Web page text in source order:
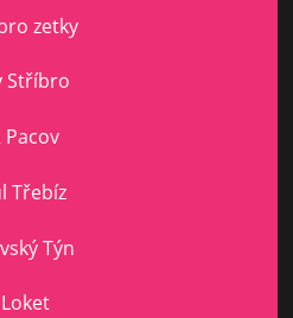
zetky
Stříbro
Pacov
Třebíz
Týn